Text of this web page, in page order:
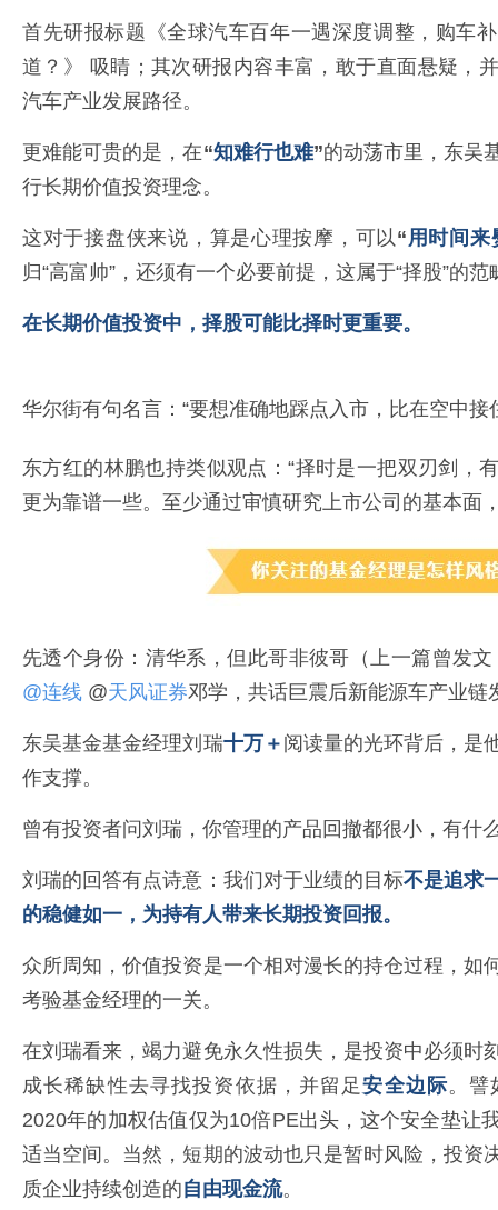
首先研报标题《全球汽车百年一遇深度调整，购车
道？》 吸睛；其次研报内容丰富，敢于直面悬疑，
汽车产业发展路径。
更难能可贵的是，在“知难行也难”的动荡市里，东吴
行长期价值投资理念。
这对于接盘侠来说，算是心理按摩，可以“用时间来
归“高富帅”，还须有一个必要前提，这属于“择股”的范
在长期价值投资中，择股可能比择时更重要。
华尔街有句名言：“要想准确地踩点入市，比在空中接
东方红的林鹏也持类似观点：“择时是一把双刃剑，
更为靠谱一些。至少通过审慎研究上市公司的基本面
先透个身份：清华系，但此哥非彼哥（上一篇曾发
@连线 @天风证券邓学，共话巨震后新能源车产业链
东吴基金基金经理刘瑞十万＋ 阅读量的光环背后，是
作支撑。
曾有投资者问刘瑞，你管理的产品回撤都很小，有什
刘瑞的回答有点诗意：我们对于业绩的目标不是追求
的稳健如一，为持有人带来长期投资回报。
众所周知，价值投资是一个相对漫长的持仓过程，如
考验基金经理的一关。
在刘瑞看来，竭力避免永久性损失，是投资中必须时
成长稀缺性去寻找投资依据，并留足安全边际。譬
2020年的加权估值仅为10倍PE出头，这个安全垫让
适当空间。当然，短期的波动也只是暂时风险，投资
质企业持续创造的自由现金流。